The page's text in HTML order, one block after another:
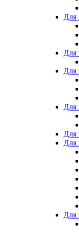
Для
Для
Для
Для
Для
Для
Для